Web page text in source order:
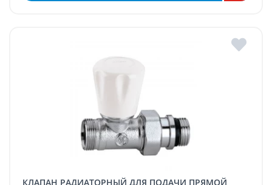
КЛАПАН РАДИАТОРНЫЙ ДЛЯ ПОДАЧИ ПРЯМОЙ,